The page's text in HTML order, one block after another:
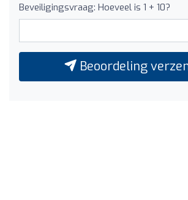
Beveiligingsvraag: Hoeveel is 1 + 10?
Beoordeling